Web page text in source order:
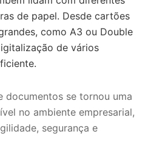
de papel. Desde cartões
como A3 ou Double
de vários
documentos se tornou uma
no ambiente empresarial,
segurança e